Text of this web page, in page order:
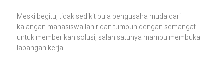
Meski begitu, tidak sedikit pula pengusaha muda dari
kalangan mahasiswa lahir dan tumbuh dengan semangat
untuk memberikan solusi, salah satunya mampu membuka
lapangan kerja.